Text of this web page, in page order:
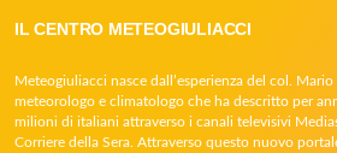
IL CENTRO METEOGIULIACCI
Meteogiuliacci nasce dall’esperienza del col.
meteorologo e climatologo che ha descritto per
milioni di italiani attraverso i canali televisivi
Corriere della Sera. Attraverso questo nuovo